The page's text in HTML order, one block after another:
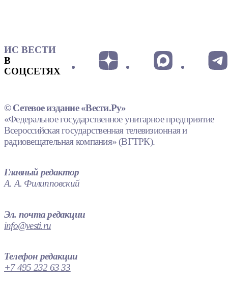
ИС ВЕСТИ
В
СОЦСЕТЯХ
© Сетевое издание «Вести.Ру»
«Федеральное государственное унитарное предприятие
Всероссийская государственная телевизионная и
радиовещательная компания» (ВГТРК).
Главный редактор
А. А. Филипповский
Эл. почта редакции
info@vesti.ru
Телефон редакции
+7 495 232 63 33